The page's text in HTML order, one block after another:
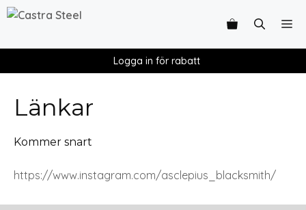
Logga in för rabatt
Länkar
Kommer snart
https://www.instagram.com/asclepius_blacksmith/